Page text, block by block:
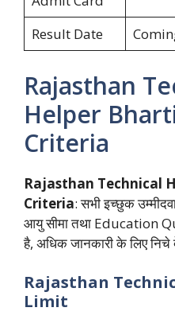
Result Date
Rajasthan
Helper
Criteria
Rajasthan Technical
Criteria: सभी इच्छुक
आयु सीमा तथा Education
है, अधिक जानकारी के लिए
Rajasthan
Limit